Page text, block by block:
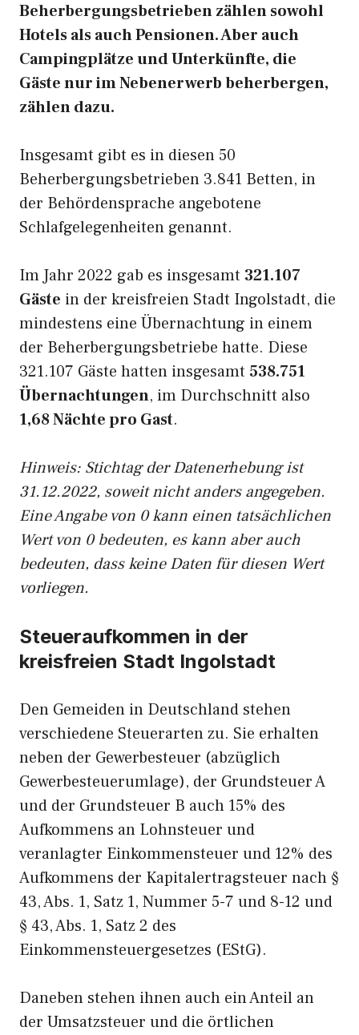
Beherbergungsbetrieben zählen sowohl
Hotels als auch Pensionen. Aber auch
Campingplätze und Unterkünfte, die
Gäste nur im Nebenerwerb beherbergen,
zählen dazu.
Insgesamt gibt es in diesen 50
Beherbergungsbetrieben 3.841 Betten, in
der Behördensprache angebotene
Schlafgelegenheiten genannt.
Im Jahr 2022 gab es insgesamt 321.107
Gäste in der kreisfreien Stadt Ingolstadt, die
mindestens eine Übernachtung in einem
der Beherbergungsbetriebe hatte. Diese
321.107 Gäste hatten insgesamt 538.751
Übernachtungen, im Durchschnitt also
1,68 Nächte pro Gast.
Hinweis: Stichtag der Datenerhebung ist
31.12.2022, soweit nicht anders angegeben.
Eine Angabe von 0 kann einen tatsächlichen
Wert von 0 bedeuten, es kann aber auch
bedeuten, dass keine Daten für diesen Wert
vorliegen.
Steueraufkommen in der
kreisfreien Stadt Ingolstadt
Den Gemeiden in Deutschland stehen
verschiedene Steuerarten zu. Sie erhalten
neben der Gewerbesteuer (abzüglich
Gewerbesteuerumlage), der Grundsteuer A
und der Grundsteuer B auch 15% des
Aufkommens an Lohnsteuer und
veranlagter Einkommensteuer und 12% des
Aufkommens der Kapitalertragsteuer nach §
43, Abs. 1, Satz 1, Nummer 5-7 und 8-12 und
§ 43, Abs. 1, Satz 2 des
Einkommensteuergesetzes (EStG).
Daneben stehen ihnen auch ein Anteil an
der Umsatzsteuer und die örtlichen